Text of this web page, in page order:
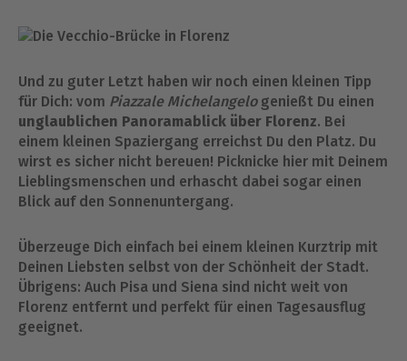
Und zu guter Letzt haben wir noch einen kleinen Tipp
für Dich: vom Piazzale Michelangelogenießt Du einen
unglaublichen Panoramablick über Florenz. Bei
einem kleinen Spaziergang erreichst Du den Platz. Du
wirst es sicher nicht bereuen! Picknicke hier mit Deinem
Lieblingsmenschen und erhascht dabei sogar einen
Blick auf den Sonnenuntergang.
Überzeuge Dich einfach bei einem kleinen Kurztrip mit
Deinen Liebsten selbst von der Schönheit der Stadt.
Übrigens: Auch Pisa und Siena sind nicht weit von
Florenz entfernt und perfekt für einen Tagesausflug
geeignet.